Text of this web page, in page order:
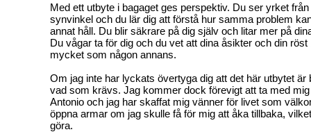
Med ett utbyte i bagaget ges perspektiv. Du ser yrket
synvinkel och du lär dig att förstå hur samma problem
annat håll. Du blir säkrare på dig själv och litar mer på
Du vågar ta för dig och du vet att dina åsikter och din
mycket som någon annans.
Om jag inte har lyckats övertyga dig att det här utbytet är
vad som krävs. Jag kommer dock förevigt att ta med
Antonio och jag har skaffat mig vänner för livet som
öppna armar om jag skulle få för mig att åka tillbaka,
göra.